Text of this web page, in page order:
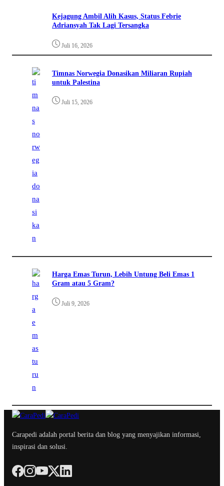
Kejagung Ambil Alih Kasus, Status Febrie
Adriansyah Tak Lagi Tersangka
Juli 16, 2026
Timnas Norwegia Donasikan Miliaran Rupiah
untuk Palestina
Juli 15, 2026
Harga Emas Turun, Lebih Untung Beli Emas 1
Gram atau 5 Gram?
Juli 9, 2026
Carapedi adalah portal berita dan blog yang menyajikan informasi,
inspirasi dan solusi.